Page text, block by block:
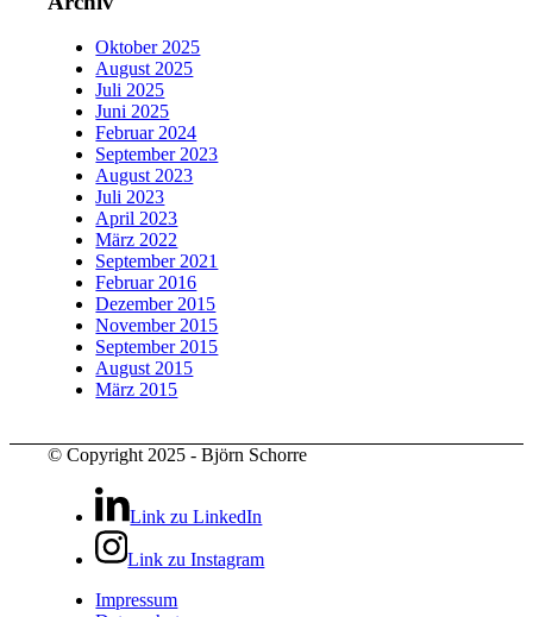
Oktober 2025
August 2025
Juli 2025
Juni 2025
Februar 2024
September 2023
August 2023
Juli 2023
April 2023
März 2022
September 2021
Februar 2016
Dezember 2015
November 2015
September 2015
August 2015
März 2015
© Copyright 2025 - Björn Schorre
Link zu LinkedIn
Link zu Instagram
Impressum